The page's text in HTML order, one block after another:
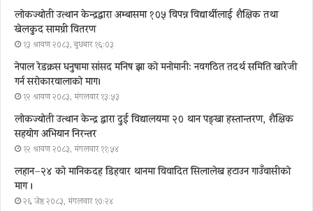
लोकज्योती उत्थान केन्द्रद्वारा अम्बासमा १०५ विपन्न विद्यार्थीलाई शैक्षिक तथा
खेलकुद सामग्री वितरण
१३ श्रावण २०८३, बुधबार १६:०३
नेपाल रेडक्रस धनुषामा सांसद मनिष झा को मनोमानी: नवगठित तदर्थ समिति खारेजी
गर्न सरोकारवालाको माग।
१२ श्रावण २०८३, मंगलवार १३:५३
लोकज्योती उत्थान केन्द्र द्वारा दुई विद्यालयमा २० थान पङ्खा हस्तान्तरण, शैक्षिक
सहयोग अभियान निरन्तर
१२ श्रावण २०८३, मंगलवार ११:५४
लहान–२४ को मानिकदह डिहवार थानमा विवादित सिलालेख हटाउन गाउँवासीको
माग ।
२६ जेष्ठ २०८३, मंगलवार १०:२४